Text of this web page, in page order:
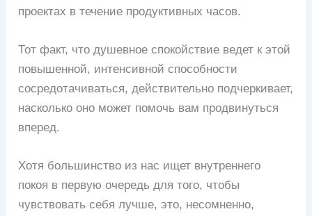
проектах в течение продуктивных часов.
Тот факт, что душевное спокойствие ведет к этой
повышенной, интенсивной способности
сосредотачиваться, действительно подчеркивает,
насколько оно может помочь вам продвинуться
вперед.
Хотя большинство из нас ищет внутреннего
покоя в первую очередь для того, чтобы
чувствовать себя лучше, это, несомненно,